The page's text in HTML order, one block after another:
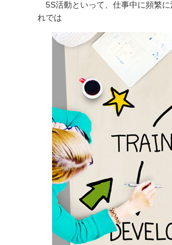
5S活動といって、仕事中に頻繁に
れでは